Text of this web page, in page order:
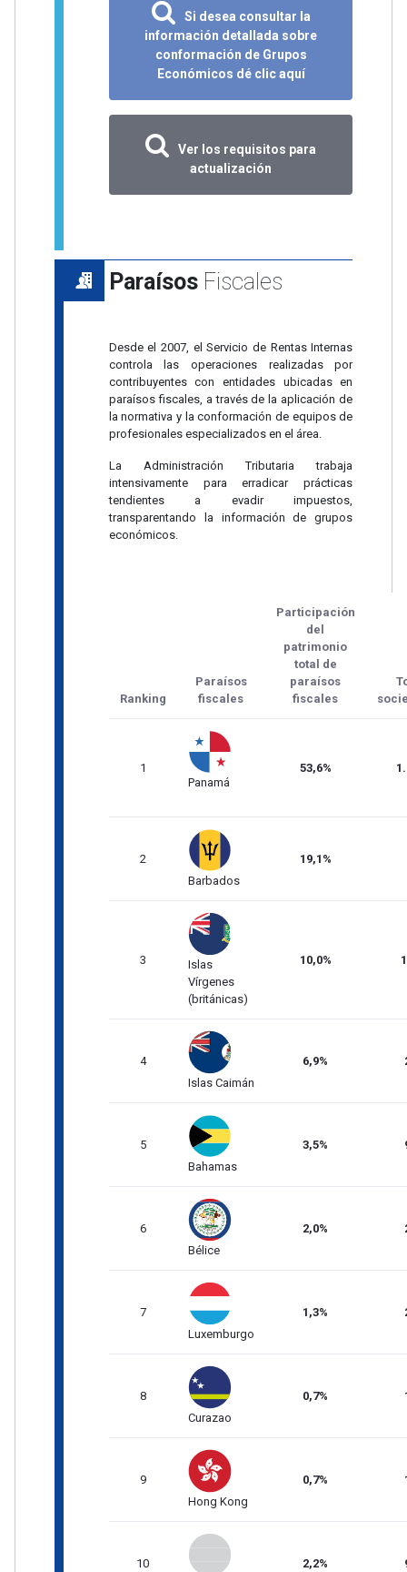
Si desea consultar la
información detallada sobre
conformación de Grupos
Económicos dé clic aquí
Ver los requisitos para
actualización
ParaísosFiscales
Desde el 2007, el Servicio de Rentas Internas
controla las operaciones realizadas por
contribuyentes con entidades ubicadas en
paraísos fiscales, a través de la aplicación de
la normativa y la conformación de equipos de
profesionales especializados en el área.
La Administración Tributaria trabaja
intensivamente para erradicar prácticas
tendientes a evadir impuestos,
transparentando la información de grupos
económicos.
Ranking
Paraísos
fiscales
Participación
del
patrimonio
total de
paraísos
fiscales
1
Panamá
53,6%
2
Barbados
19,1%
3
Islas
Vírgenes
(británicas)
10,0%
4
Islas Caimán
6,9%
5
Bahamas
3,5%
6
Bélice
2,0%
7
Luxemburgo
1,3%
8
Curazao
0,7%
9
Hong Kong
0,7%
10 2,2%